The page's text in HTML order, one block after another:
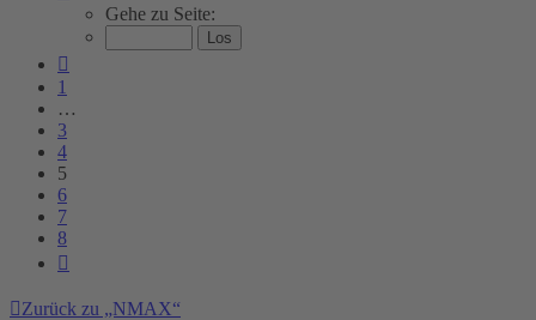
von
Gehe zu Seite:
1
…
3
4
5
6
7
8
Zurück zu „NMAX“